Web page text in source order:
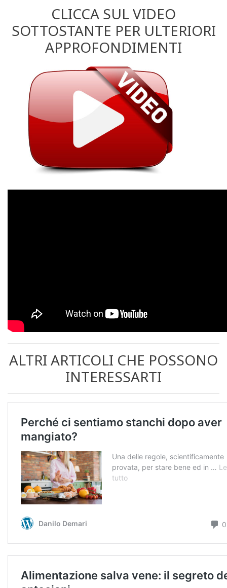
CLICCA SUL VIDEO
SOTTOSTANTE PER ULTERIORI
APPROFONDIMENTI
ALTRI ARTICOLI CHE POSSONO
INTERESSARTI